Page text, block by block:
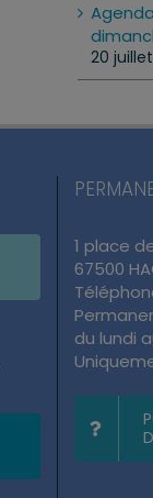
20
1 place
67500
du lundi